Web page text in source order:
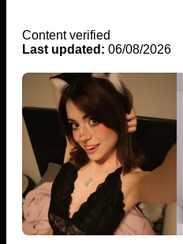
Content verified
Last updated: 06/08/2026